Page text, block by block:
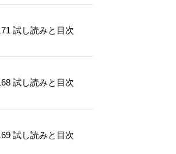
試し読みと目次
試し読みと目次
試し読みと目次